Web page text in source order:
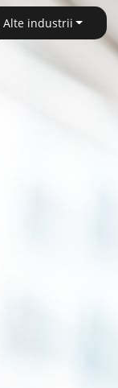
Alte industrii